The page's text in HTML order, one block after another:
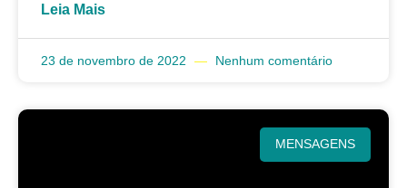
Leia Mais
23 de novembro de 2022 Nenhum comentário
MENSAGENS